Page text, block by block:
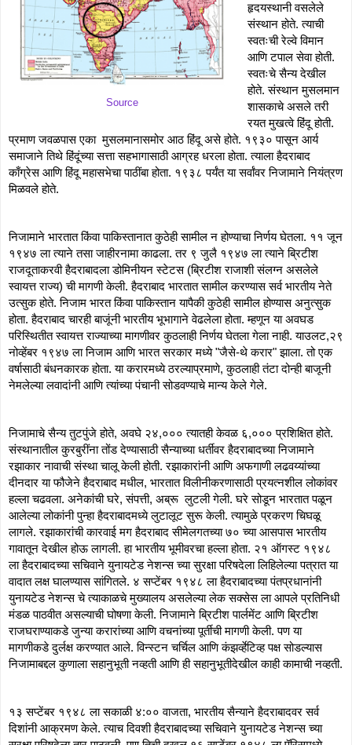
Source
हृदयस्थानी वसलेले
संस्थान होते. त्याची
स्वतःची रेल्वे विमान
आणि टपाल सेवा होती.
स्वतःचे सैन्य देखील
होते. संस्थान मुसलमान
शासकाचे असले तरी
रयत मुखत्वे हिंदू होती.
प्रमाण जवळपास एका  मुसलमानासमोर आठ हिंदू असे होते. १९३० पासून आर्य
समाजाने तिथे हिंदूंच्या सत्ता सहभागासाठी आग्रह धरला होता. त्याला हैदराबाद
काँग्रेस आणि हिंदू महासभेचा पाठींबा होता. १९३८ पर्यंत या सर्वांवर निजामाने नियंत्रण
मिळवले होते.
निजामाने भारतात किंवा पाकिस्तानात कुठेही सामील न होण्याचा निर्णय घेतला. ११ जून
१९४७ ला त्याने तसा जाहीरनामा काढला. तर ९ जुलै १९४७ ला त्याने ब्रिटीश
राजदूताकरवी हैदराबादला डोमिनीयन स्टेटस (ब्रिटीश राजाशी संलग्न असलेले
स्वायत्त राज्य) ची मागणी केली. हैदराबाद भारतात सामील करण्यास सर्व भारतीय नेते
उत्सुक होते. निजाम भारत किंवा पाकिस्तान यापैकी कुठेही सामील होण्यास अनुत्सुक
होता. हैदराबाद चारही बाजूंनी भारतीय भूभागाने वेढलेला होता. म्हणून या अवघड
परिस्थितीत स्वायत्त राज्याच्या मागणीवर कुठलाही निर्णय घेतला गेला नाही. याउलट,२९
नोव्हेंबर १९४७ ला निजाम आणि भारत सरकार मध्ये "जैसे-थे करार" झाला. तो एक
वर्षासाठी बंधनकारक होता. या करारमध्ये ठरल्याप्रमाणे, कुठलाही तंटा दोन्ही बाजूनी
नेमलेल्या लवादांनी आणि त्यांच्या पंचानी सोडवण्याचे मान्य केले गेले.
निजामाचे सैन्य तुटपुंजे होते, अवघे २४,००० त्यातही केवळ ६,००० प्रशिक्षित होते.
संस्थानातील कुरबुरींना तोंड देण्यासाठी सैन्याच्या धर्तीवर हैदराबादच्या निजामाने
रझाकार नावाची संस्था चालू केली होती. रझाकारांनी आणि अफगाणी लढवय्यांच्या
दीनदार या फौजेने हैदराबाद मधील, भारतात विलीनीकरणासाठी प्रयत्नशील लोकांवर
हल्ला चढवला. अनेकांची घरे, संपत्ती, अब्रू  लुटली गेली. घरे सोडून भारतात पळून
आलेल्या लोकांनी पुन्हा हैदराबादमध्ये लुटालूट सुरू केली. त्यामुळे प्रकरण चिघळू
लागले. रझाकारांची कारवाई मग हैदराबाद सीमेलगतच्या ७० च्या आसपास भारतीय
गावातून देखील होऊ लागली. हा भारतीय भूमीवरचा हल्ला होता. २१ ऑगस्ट १९४८
ला हैदराबादच्या सचिवाने युनायटेड नेशन्स च्या सुरक्षा परिषदेला लिहिलेल्या पत्रात या
वादात लक्ष घालण्यास सांगितले. ४ सप्टेंबर १९४८ ला हैदराबादच्या पंतप्रधानांनी
युनायटेड नेशन्स चे त्याकाळचे मुख्यालय असलेल्या लेक सक्सेस ला आपले प्रतिनिधी
मंडळ पाठवीत असल्याची घोषणा केली. निजामाने ब्रिटीश पार्लमेंट आणि ब्रिटीश
राजघराण्याकडे जुन्या करारांच्या आणि वचनांच्या पूर्तीची मागणी केली. पण या
मागणीकडे दुर्लक्ष करण्यात आले. विन्स्टन चर्चिल आणि कंझर्व्हेटिव्ह पक्ष सोडल्यास
१३ सप्टेंबर १९४८ ला सकाळी ४:०० वाजता, भारतीय सैन्याने हैदराबादवर सर्व
दिशांनी आक्रमण केले. त्याच दिवशी हैदराबादच्या सचिवाने युनायटेड नेशन्स च्या